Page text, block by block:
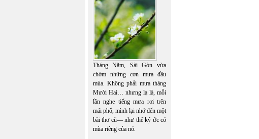
Tháng Năm, Sài Gòn vừa
chớm những cơn mưa đầu
mùa. Không phải mưa tháng
Mười Hai… nhưng lạ là, mỗi
lần nghe tiếng mưa rơi trên
mái phố, mình lại nhớ đến một
bài thơ cũ— như thể ký ức có
mùa riêng của nó.